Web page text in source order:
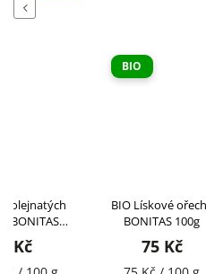
Previous
olejnatých
BONITAS
Kč
BIO
BIO Lískové
BONITAS 100g
75 Kč